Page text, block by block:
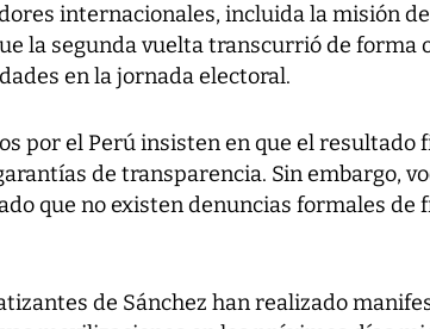
internacionales, incluida la misión
la segunda vuelta transcurrió de forma
en la jornada electoral.
por el Perú insisten en que el resultado
de transparencia. Sin embargo,
que no existen denuncias formales de
de Sánchez han realizado